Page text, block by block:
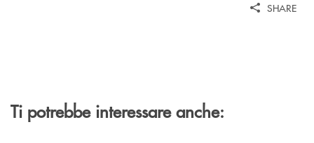
SHARE
Ti potrebbe interessare anche: